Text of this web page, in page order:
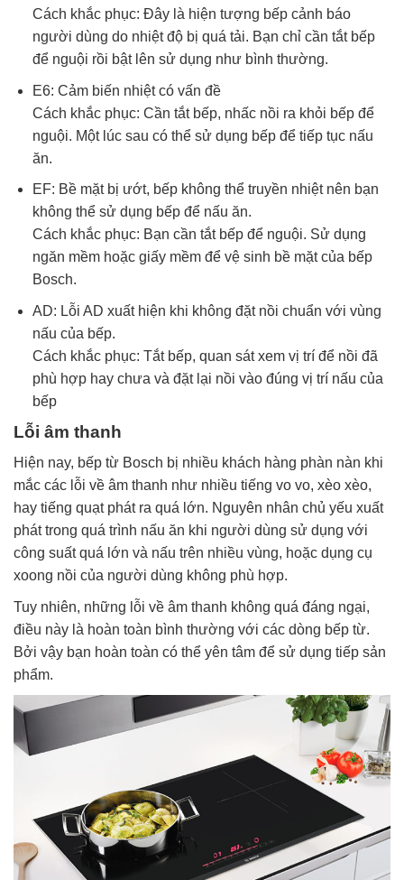
Cách khắc phục: Đây là hiện tượng bếp cảnh báo
người dùng do nhiệt độ bị quá tải. Bạn chỉ cần tắt bếp
để nguội rồi bật lên sử dụng như bình thường.
E6: Cảm biến nhiệt có vấn đề
Cách khắc phục: Cần tắt bếp, nhấc nồi ra khỏi bếp để
nguội. Một lúc sau có thể sử dụng bếp để tiếp tục nấu
ăn.
EF: Bề mặt bị ướt, bếp không thể truyền nhiệt nên bạn
không thể sử dụng bếp để nấu ăn.
Cách khắc phục: Bạn cần tắt bếp để nguội. Sử dụng
ngăn mềm hoặc giấy mềm để vệ sinh bề mặt của bếp
Bosch.
AD: Lỗi AD xuất hiện khi không đặt nồi chuẩn với vùng
nấu của bếp.
Cách khắc phục: Tắt bếp, quan sát xem vị trí để nồi đã
phù hợp hay chưa và đặt lại nồi vào đúng vị trí nấu của
bếp
Lỗi âm thanh
Hiện nay, bếp từ Bosch bị nhiều khách hàng phàn nàn khi
mắc các lỗi về âm thanh như nhiều tiếng vo vo, xèo xèo,
hay tiếng quạt phát ra quá lớn. Nguyên nhân chủ yếu xuất
phát trong quá trình nấu ăn khi người dùng sử dụng với
công suất quá lớn và nấu trên nhiều vùng, hoặc dụng cụ
xoong nồi của người dùng không phù hợp.
Tuy nhiên, những lỗi về âm thanh không quá đáng ngại,
điều này là hoàn toàn bình thường với các dòng bếp từ.
Bởi vậy bạn hoàn toàn có thể yên tâm để sử dụng tiếp sản
phẩm.